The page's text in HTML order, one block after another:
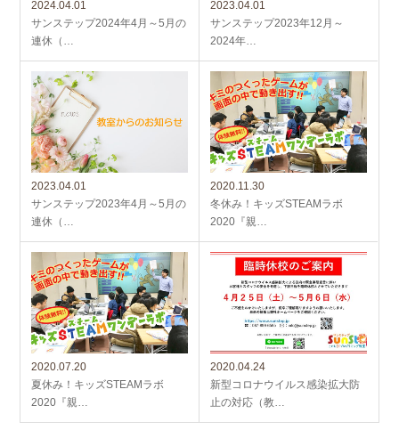
2024.04.01
サンステップ2024年4月～5月の
連休（…
2023.04.01
サンステップ2023年12月～
2024年…
2023.04.01
サンステップ2023年4月～5月の
連休（…
2020.11.30
冬休み！キッズSTEAMラボ
2020『親…
2020.07.20
夏休み！キッズSTEAMラボ
2020『親…
2020.04.24
新型コロナウイルス感染拡大防
止の対応（教…